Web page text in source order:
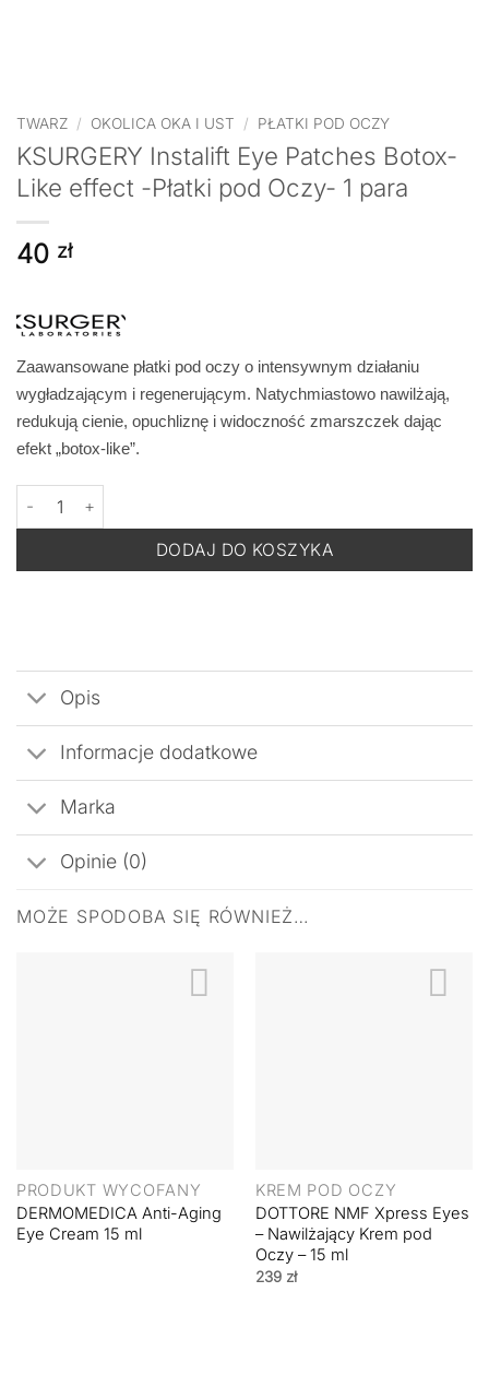
TWARZ / OKOLICA OKA I UST / PŁATKI POD OCZY
KSURGERY Instalift Eye Patches Botox-
Like effect -Płatki pod Oczy- 1 para
40 zł
Zaawansowane płatki pod oczy o intensywnym działaniu
wygładzającym i regenerującym. Natychmiastowo nawilżają,
redukują cienie, opuchliznę i widoczność zmarszczek dając
efekt „botox-like”.
ilość KSURGERY Instalift Eye Patches Botox-Like effect -Płatki
DODAJ DO KOSZYKA
Opis
Informacje dodatkowe
Marka
Opinie (0)
MOŻE SPODOBA SIĘ RÓWNIEŻ…
PRODUKT WYCOFANY
DERMOMEDICA Anti-Aging
Eye Cream 15 ml
KREM POD OCZY
DOTTORE NMF Xpress Eyes
– Nawilżający Krem pod
Oczy – 15 ml
239 zł